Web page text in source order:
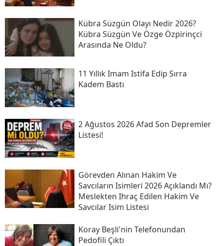
Kübra Süzgün Olayı Nedir 2026?
Kübra Süzgün Ve Özge Özpirinçci
Arasında Ne Oldu?
11 Yıllık Imam Istifa Edip Sırra
Kadem Bastı
2 Ağustos 2026 Afad Son Depremler
Listesi!
Görevden Alınan Hakim Ve
Savcıların Isimleri 2026 Açıklandı Mı?
Meslekten Ihraç Edilen Hakim Ve
Savcılar Isim Listesi
Koray Beşli'nin Telefonundan
Pedofili Çıktı